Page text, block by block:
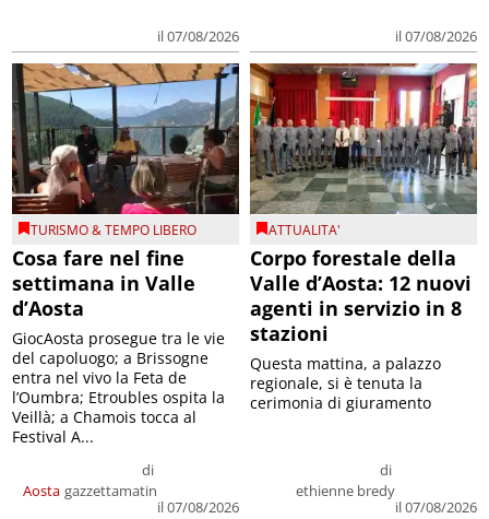
il 07/08/2026 il 07/08/2026
TURISMO & TEMPO LIBERO
Cosa fare nel fine
settimana in Valle
d’Aosta
Aosta
di
gazzettamatin
il 07/08/2026
GiocAosta prosegue tra le vie
del capoluogo; a Brissogne
entra nel vivo la Feta de
l’Oumbra; Etroubles ospita la
Veillà; a Chamois tocca al
Festival A...
ATTUALITA'
Corpo forestale della
Valle d’Aosta: 12 nuovi
agenti in servizio in 8
stazioni
di
ethienne bredy
il 07/08/2026
Questa mattina, a palazzo
regionale, si è tenuta la
cerimonia di giuramento